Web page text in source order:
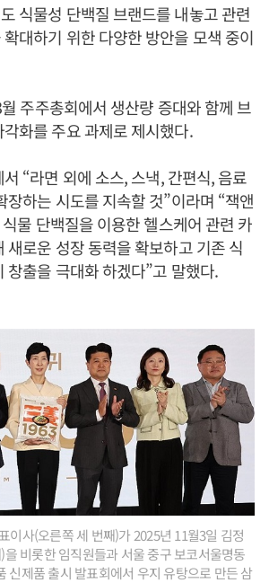
식물성 단백질 브랜드를 내놓고 관련
대하기 위한 다양한 방안을 모색 중이
주주총회에서 생산량 증대와 함께 브
화를 주요 과제로 제시했다.
“라면 외에 소스, 스낵, 간편식, 음료
장하는 시도를 지속할 것”이라며 “잭앤
물 단백질을 이용한 헬스케어 관련 카
새로운 성장 동력을 확보하고 기존 식
창출을 극대화 하겠다”고 말했다.
이사(오른쪽 세 번째)가 2025년 11월3일 김정
비롯한 임직원들과 서울 중구 보코서울명동
신제품 출시 발표회에서 우지 유탕으로 만든 삼